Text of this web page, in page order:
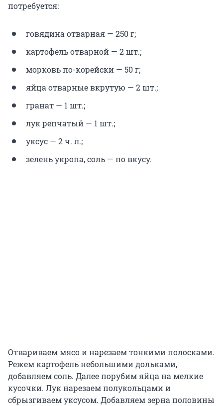
потребуется:
говядина отварная — 250 г;
картофель отварной — 2 шт.;
морковь по-корейски — 50 г;
яйца отварные вкрутую — 2 шт.;
гранат — 1 шт.;
лук репчатый — 1 шт.;
уксус — 2 ч. л.;
зелень укропа, соль — по вкусу.
Отвариваем мясо и нарезаем тонкими полосками.
Режем картофель небольшими дольками,
добавляем соль. Далее порубим яйца на мелкие
кусочки. Лук нарезаем полукольцами и
сбрызгиваем уксусом. Добавляем зерна половины